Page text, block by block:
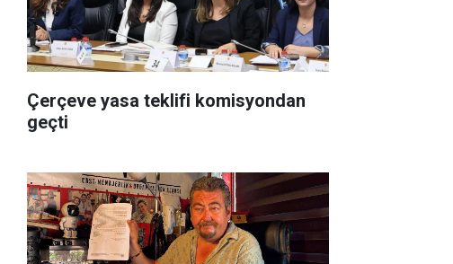
Çerçeve yasa teklifi komisyondan
geçti